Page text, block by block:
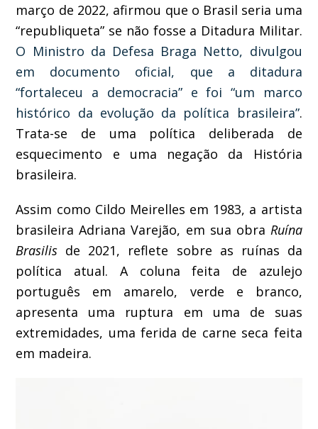
março de 2022, afirmou que o Brasil seria uma
“republiqueta” se não fosse a Ditadura Militar.
O Ministro da Defesa Braga Netto, divulgou
em documento oficial, que a ditadura
“fortaleceu a democracia” e foi “um marco
histórico da evolução da política brasileira”.
Trata-se de uma política deliberada de
esquecimento e uma negação da História
brasileira.
Assim como Cildo Meirelles em 1983, a artista
brasileira Adriana Varejão, em sua obra Ruína
Brasilis de 2021, reflete sobre as ruínas da
política atual. A coluna feita de azulejo
português em amarelo, verde e branco,
apresenta uma ruptura em uma de suas
extremidades, uma ferida de carne seca feita
em madeira.